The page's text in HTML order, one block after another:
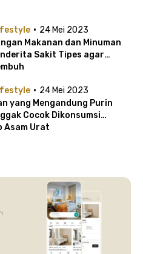
· 24 Mei 2023
Makanan dan Minuman
Sakit Tipes agar
· 24 Mei 2023
yang Mengandung Purin
Cocok Dikonsumsi
Asam Urat